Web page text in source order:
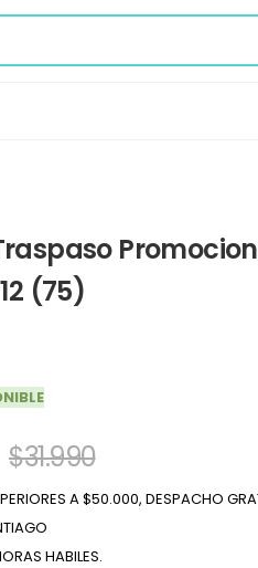
(75)
$31.990
A $50.000, DESPACHO
HABILES.